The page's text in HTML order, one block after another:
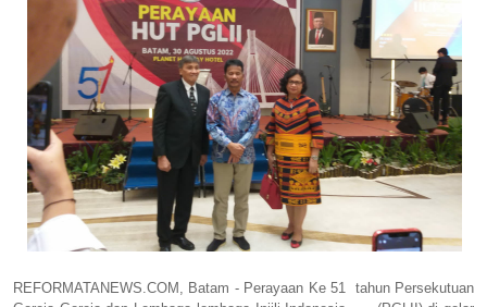
REFORMATANEWS.COM, Batam - Perayaan Ke 51 tahun Persekutuan